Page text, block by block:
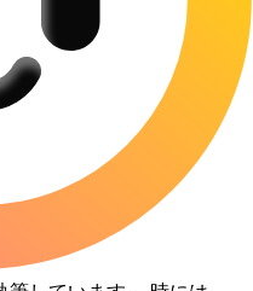
るよりはるかに良いで